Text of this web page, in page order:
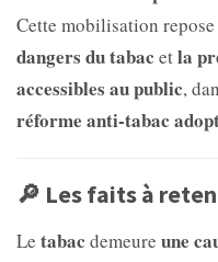
Cette mobilisation
dangers du tabac etla
accessibles au public,
réforme anti-tabac
🔎 Les faits à
Le tabac demeure une